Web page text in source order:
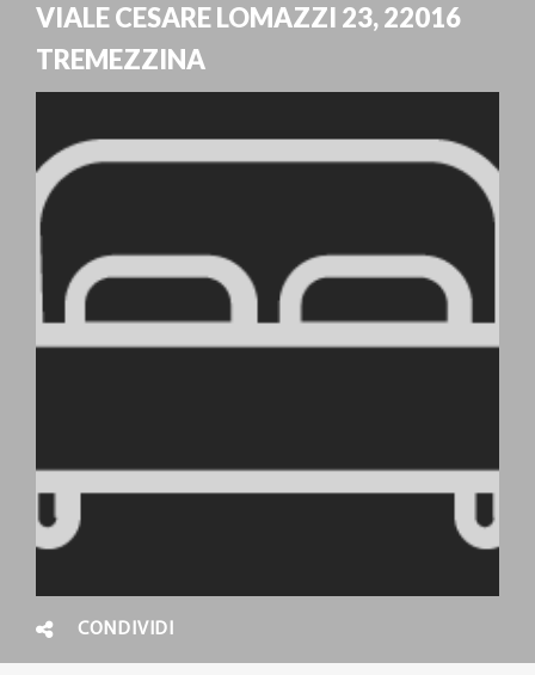
VIALE CESARE LOMAZZI 23,22016
TREMEZZINA
CONDIVIDI